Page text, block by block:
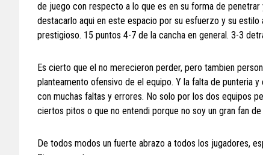
de juego con respecto a lo que es en su forma de
destacarlo aqui en este espacio por su esfuerzo y su
prestigioso. 15 puntos 4-7 de la cancha en general. 3-3
Es cierto que el no merecieron perder, pero tambien
planteamento ofensivo de el equipo. Y la falta de punteria
con muchas faltas y errores. No solo por los dos equipos
ciertos pitos o que no entendi porque no soy un gran fan
De todos modos un fuerte abrazo a todos los jugadores,